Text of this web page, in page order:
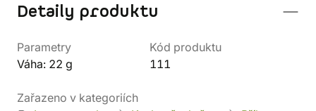
Detaily produktu
Parametry
Váha: 22 g
Kód produktu
111
Zařazeno v kategoriích